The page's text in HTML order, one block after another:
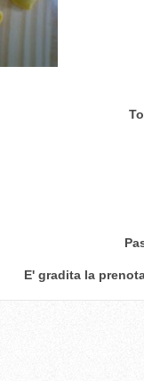
E' gradita la